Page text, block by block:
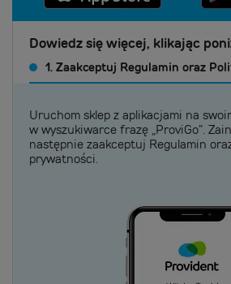
Dowiedz się więcej, klikając
1. Zaakceptuj Regulamin oraz
Uruchom sklep z aplikacjami na
w wyszukiwarce frazę „ProviGo”.
następnie zaakceptuj Regulamin
prywatności.